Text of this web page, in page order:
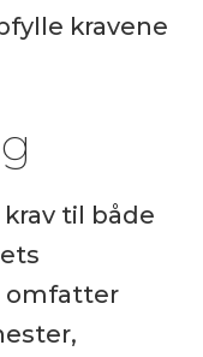
kravene
til både
omfatter